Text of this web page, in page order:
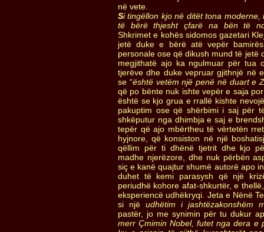
në vete.
Si tingëllon kjo në ditët tona
të bërë thjesht çfarë na bën të
Shkrimet e kohës sidomos gazetari
jetë duke e bërë atë vepër
personale ose që dikush mund të jetë
megjithatë ajo ka ngulmuar për tua
tjerëve dhe duke vepruar gjithnjë në
se “është vetëm një penë në duart e
që po bënte nuk ishte vepër e saja
është se kjo grua e rrallë kishte
pakuptim ose që shërbimi i saj për
shkëputur nga dhimbja e saj e
tepër që ajo mbërtheu të vërtetën
hyjnore, që konsiston në një
qëllim për ti dhënë tjetrit dhe kjo
madhe njerëzore, dhe nuk përbën
siç e kanë quajtur shumë autorë apo
duhet të kemi parasysh që një
periudhë kohore afat-shkurtër, e
eksperiencë udhëkryqi. Jeta e Nënë
si një udhëtim i jashtëzakonshëm
pastër, jo me synimin për tu dukur
merr Çmimin Nobel, futet nga dera e